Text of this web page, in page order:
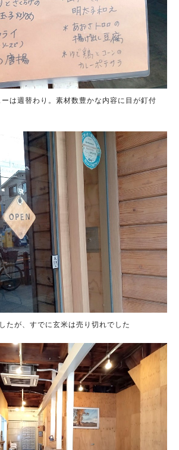
は週替わり。素材数豊かな内容に目が釘付
たが、すでに玄米は売り切れでした